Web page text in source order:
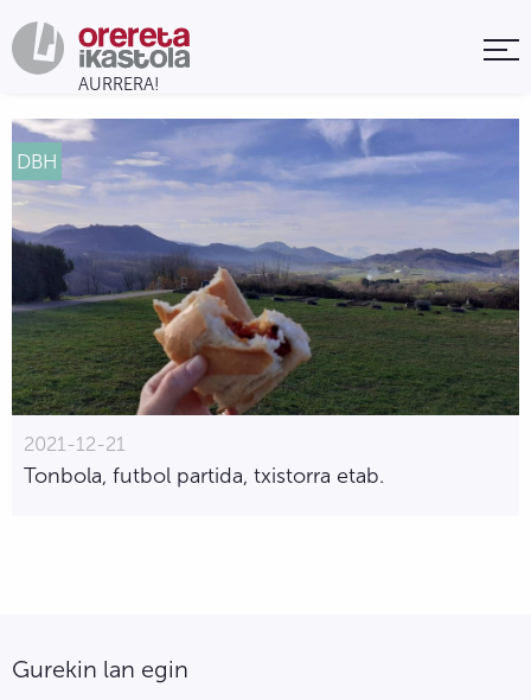
DBH
2021-12-21
Tonbola, futbol partida, txistorra etab.
Gurekin lan egin